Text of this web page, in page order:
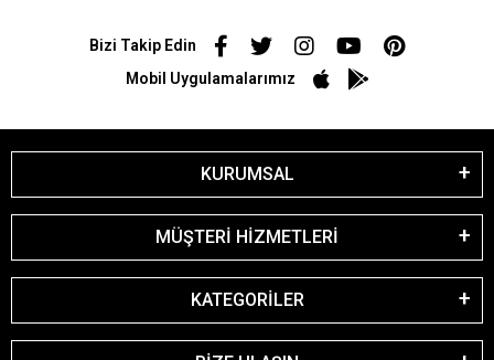
Bizi Takip Edin
Mobil Uygulamalarımız
KURUMSAL
MÜŞTERİ HİZMETLERİ
KATEGORİLER